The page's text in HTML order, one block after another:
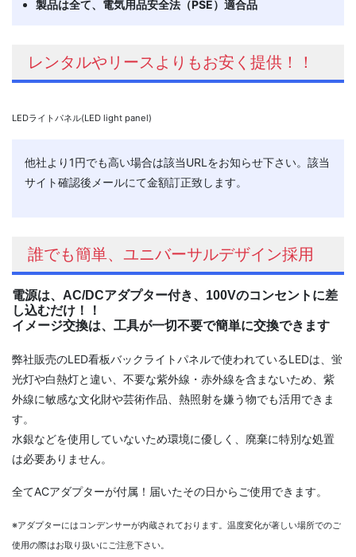
製品は全て、電気用品安全法（PSE）適合品
レンタルやリースよりもお安く提供！！
LEDライトパネル(LED light panel)
他社より1円でも高い場合は該当URLをお知らせ下さい。該当
サイト確認後メールにて金額訂正致します。
誰でも簡単、ユニバーサルデザイン採用
電源は、AC/DCアダプター付き、100Vのコンセントに差
し込むだけ！！
イメージ交換は、工具が一切不要で簡単に交換できます
弊社販売のLED看板バックライトパネルで使われているLEDは、蛍
光灯や白熱灯と違い、不要な紫外線・赤外線を含まないため、紫
外線に敏感な文化財や芸術作品、熱照射を嫌う物でも活用できま
す。
水銀などを使用していないため環境に優しく、廃棄に特別な処置
は必要ありません。
全てACアダプターが付属！届いたその日からご使用できます。
※アダプターにはコンデンサーが内蔵されております。温度変化が著しい場所でのご
使用の際はお取り扱いにご注意下さい。